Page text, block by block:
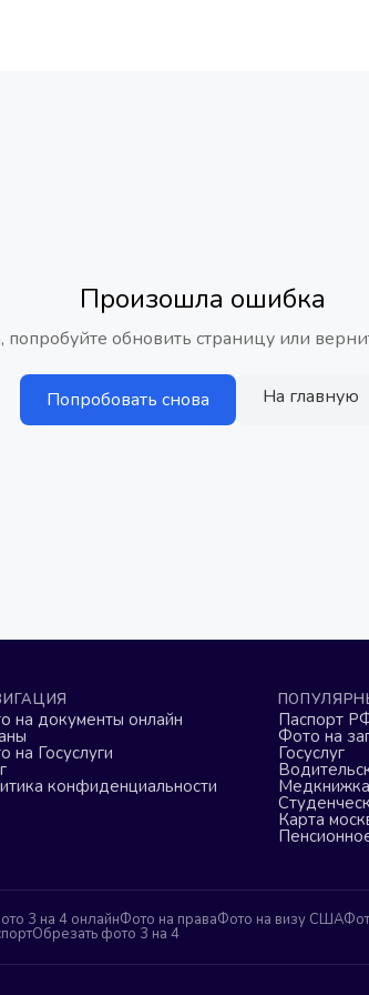
Произошла ошибка
попробуйте обновить страницу или
Попробовать снова На главную
на документы онлайн
на Госуслуги
конфиденциальности
Паспорт
Фото на
Госуслуг
Медкнижка
Карта
3 на 4 онлайнФото на праваФото на визу США
Обрезать фото 3 на 4